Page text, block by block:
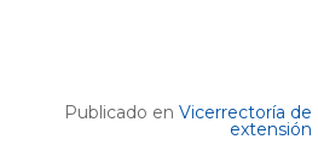
Publicado en Vicerrectoría de
extensión